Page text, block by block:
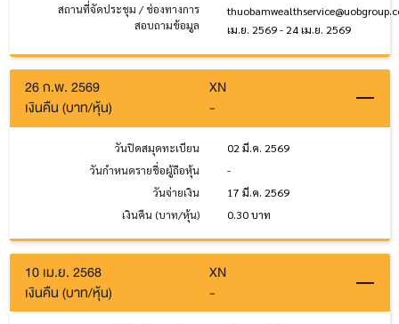
สถานที่จัดประชุม / ช่องทางการ
สอบถามข้อมูล
เม.ย. 2569 - 24 เม.ย. 2569
26 ก.พ. 2569
XN
เงินคืน (บาท/หุ้น)
-
วันปิดสมุดทะเบียน
02 มี.ค. 2569
วันกำหนดรายชื่อผู้ถือหุ้น
-
วันจ่ายเงิน
17 มี.ค. 2569
เงินคืน (บาท/หุ้น)
0.30 บาท
10 เม.ย. 2568
XN
เงินคืน (บาท/หุ้น)
-